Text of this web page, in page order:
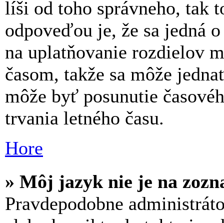
líši od toho správneho, tak
odpoveďou je, že sa jedná
na uplatňovanie rozdielov
časom, takže sa môže
môže byť posunutie
trvania letného času.
Hore
» Môj jazyk nie je na
Pravdepodobne